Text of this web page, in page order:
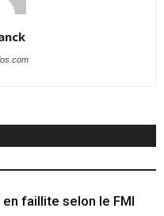
faillite selon le FMI